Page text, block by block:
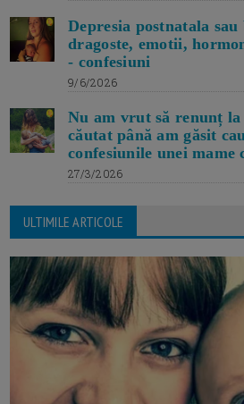
Depresia postnatala
dragoste, emotii,
- confesiuni
9/6/2026
Nu am vrut să renunț
căutat până am găsit
confesiunile unei mame
27/3/2026
ULTIMILE ARTICOLE